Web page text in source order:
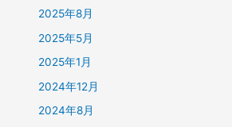
2025年8月
2025年5月
2025年1月
2024年12月
2024年8月